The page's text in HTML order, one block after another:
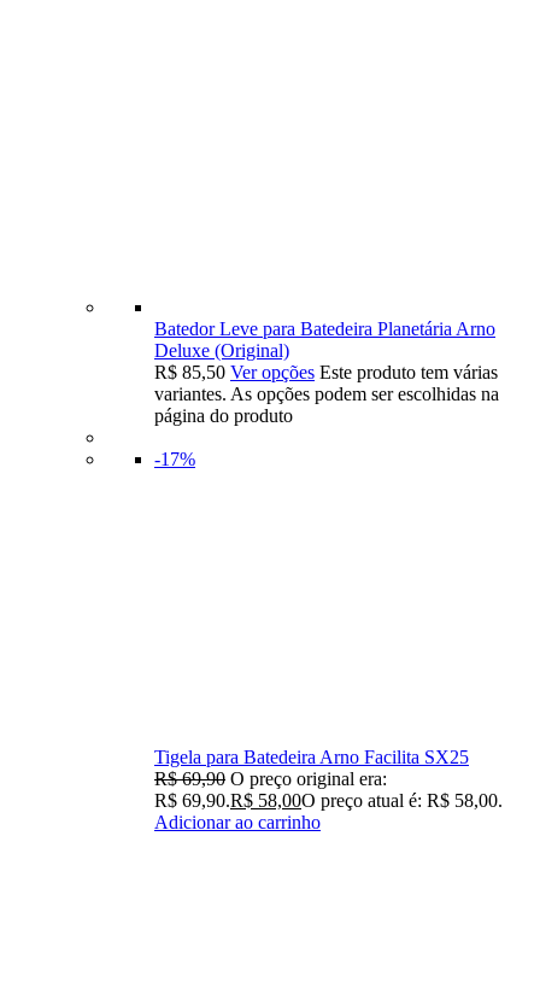
Batedor Leve para Batedeira Planetária Arno
Deluxe (Original)
R$ 85,50 Ver opções Este produto tem várias
variantes. As opções podem ser escolhidas na
página do produto
-17%
Tigela para Batedeira Arno Facilita SX25
R$69,90 O preço original era:
R$ 69,90.R$ 58,00O preço atual é: R$ 58,00.
Adicionar ao carrinho